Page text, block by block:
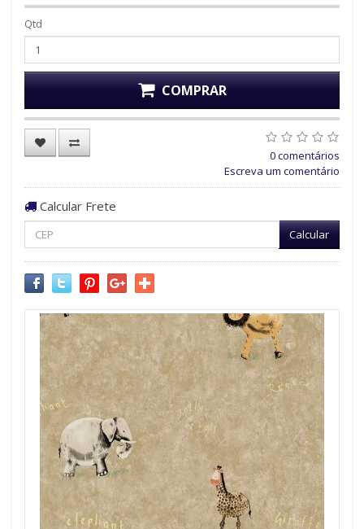
Qtd
COMPRAR
0 comentários
Escreva um comentário
Calcular Frete
Calcular